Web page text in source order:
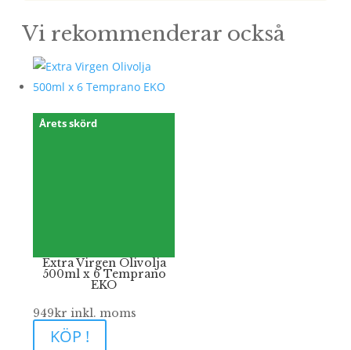
Vi rekommenderar också
Årets skörd
Extra Virgen Olivolja
500ml x 6 Temprano
EKO
949kr inkl. moms
KÖP !